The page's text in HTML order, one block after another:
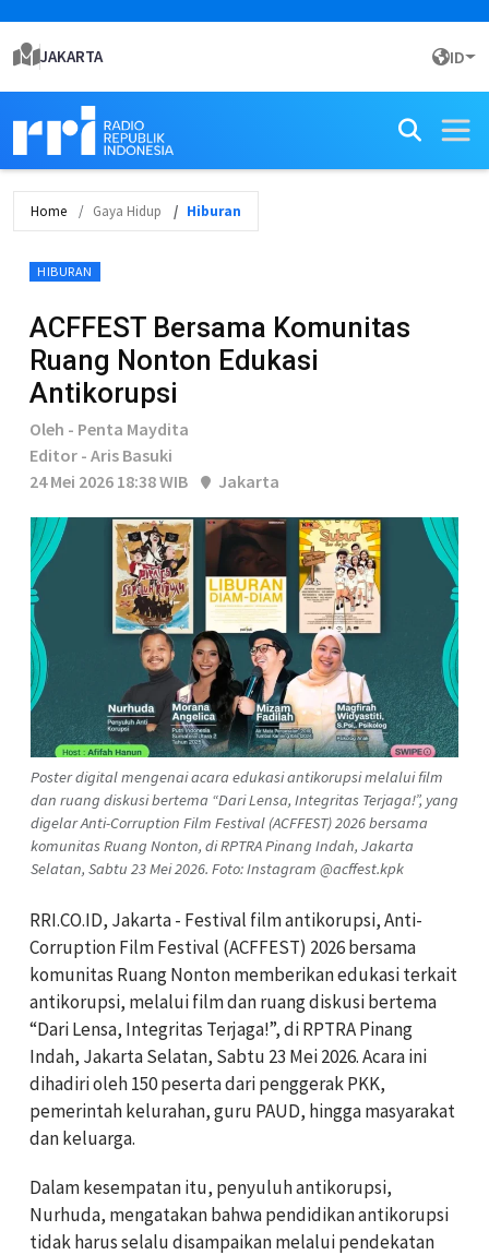
JAKARTA ID
Home Gaya Hidup Hiburan
HIBURAN
ACFFEST Bersama Komunitas
Ruang Nonton Edukasi
Antikorupsi
Oleh - Penta Maydita
Editor - Aris Basuki
24 Mei 2026 18:38 WIB
Jakarta
Poster digital mengenai acara edukasi antikorupsi melalui film
dan ruang diskusi bertema “Dari Lensa, Integritas Terjaga!”, yang
digelar Anti-Corruption Film Festival (ACFFEST) 2026 bersama
komunitas Ruang Nonton, di RPTRA Pinang Indah, Jakarta
Selatan, Sabtu 23 Mei 2026. Foto: Instagram @acffest.kpk
RRI.CO.ID, Jakarta - Festival film antikorupsi, Anti-
Corruption Film Festival (ACFFEST) 2026 bersama
komunitas Ruang Nonton memberikan edukasi terkait
antikorupsi, melalui film dan ruang diskusi bertema
“Dari Lensa, Integritas Terjaga!”, di RPTRA Pinang
Indah, Jakarta Selatan, Sabtu 23 Mei 2026. Acara ini
dihadiri oleh 150 peserta dari penggerak PKK,
pemerintah kelurahan, guru PAUD, hingga masyarakat
dan keluarga.
Dalam kesempatan itu, penyuluh antikorupsi,
Nurhuda, mengatakan bahwa pendidikan antikorupsi
tidak harus selalu disampaikan melalui pendekatan